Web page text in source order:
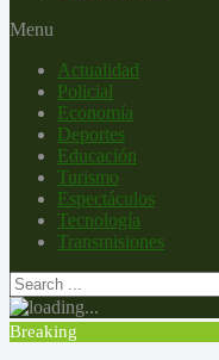
Menu
Actualidad
Policial
Economía
Deportes
Educación
Turismo
Espectáculos
Tecnología
Transmisiones
Breaking